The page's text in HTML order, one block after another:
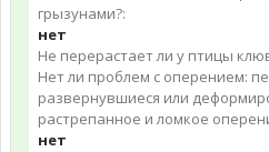
грызунами?:
нет
Не перерастает ли у птицы
Нет ли проблем с оперением:
развернувшиеся или
растрепанное и ломкое
нет